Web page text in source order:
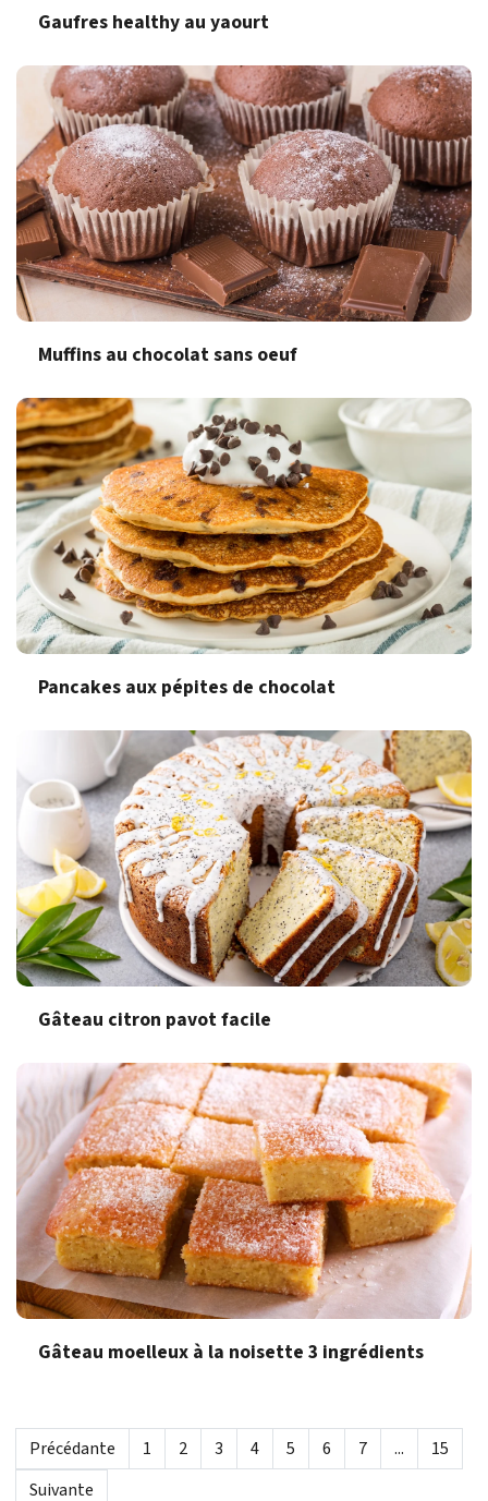
Gaufres healthy au yaourt
Muffins au chocolat sans oeuf
Pancakes aux pépites de chocolat
Gâteau citron pavot facile
Gâteau moelleux à la noisette 3 ingrédients
Précédante 1 2 3 4 5 6 7 ...
15
Suivante